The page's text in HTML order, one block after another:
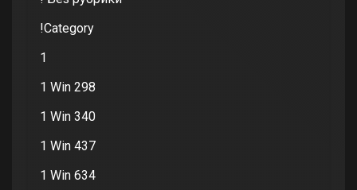
!Category
1
1 Win 298
1 Win 340
1 Win 437
1 Win 634